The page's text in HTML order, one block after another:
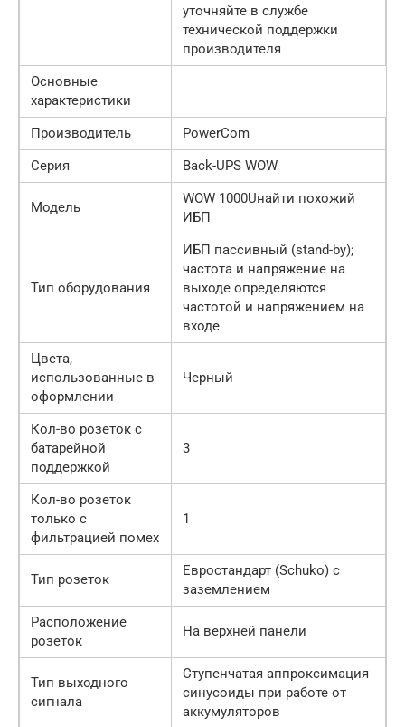
уточняйте в службе
технической поддержки
производителя
Основные
характеристики
Производитель
PowerCom
Серия
Back-UPS WOW
Модель
WOW 1000Uнайти похожий
ИБП
Тип оборудования
ИБП пассивный (stand-by);
частота и напряжение на
выходе определяются
частотой и напряжением на
входе
Цвета,
использованные в
оформлении
Черный
Кол-во розеток с
батарейной
поддержкой
3
Кол-во розеток
только с
фильтрацией помех
1
Тип розеток
Евростандарт (Schuko) с
заземлением
Расположение
розеток
На верхней панели
Тип выходного
сигнала
Ступенчатая аппроксимация
синусоиды при работе от
аккумуляторов